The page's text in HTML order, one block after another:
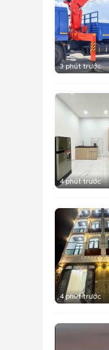
3 phút trước
4 phút trước
4 phút trước